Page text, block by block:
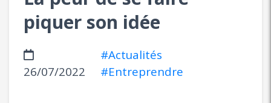
piquer son idée
26/07/2022
#Actualités
#Entreprendre